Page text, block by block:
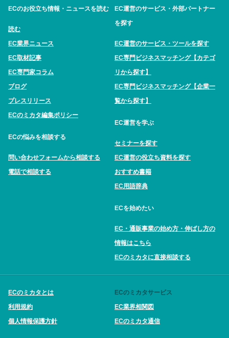
ECのお役立ち情報・ニュースを読む
読む
EC業界ニュース
EC取材記事
EC専門家コラム
ブログ
プレスリリース
ECのミカタ編集ポリシー
ECの悩みを相談する
問い合わせフォームから相談する
電話で相談する
EC運営のサービス・外部パートナー
を探す
EC運営のサービス・ツールを探す
EC専門ビジネスマッチング【カテゴ
リから探す】
EC専門ビジネスマッチング【企業一
覧から探す】
EC運営を学ぶ
セミナーを探す
EC運営の役立ち資料を探す
おすすめ書籍
EC用語辞典
ECを始めたい
EC・通販事業の始め方・伸ばし方の
情報はこちら
ECのミカタに直接相談する
ECのミカタとは
利用規約
個人情報保護方針
ECのミカタサービス
EC業界相関図
ECのミカタ通信